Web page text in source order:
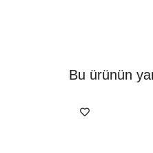
Bu ürünün